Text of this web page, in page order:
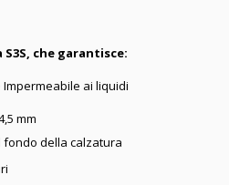
che garantisce:
ai liquidi
mm
della calzatura